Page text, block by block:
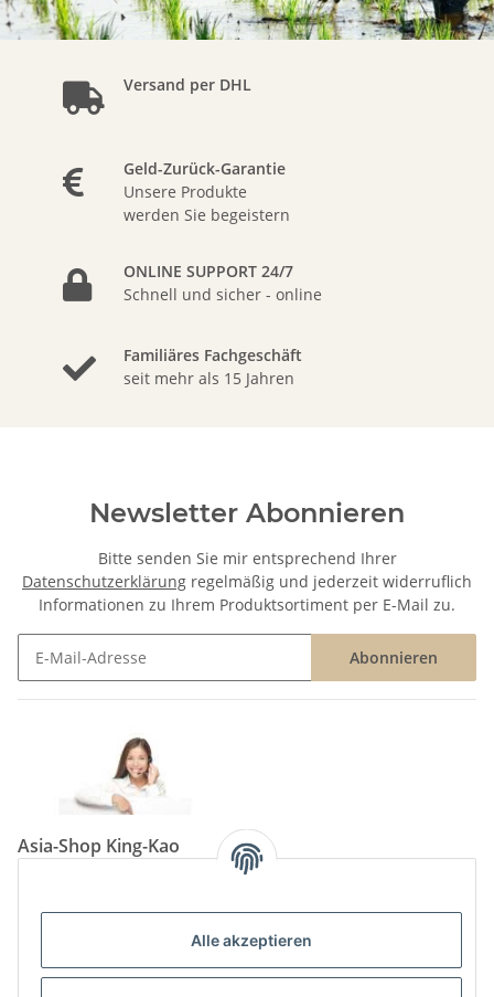
Alle akzeptieren
Versand per DHL
Geld-Zurück-Garantie
Unsere Produkte
werden Sie begeistern
ONLINE SUPPORT 24/7
Schnell und sicher - online
Familiäres Fachgeschäft
seit mehr als 15 Jahren
Newsletter Abonnieren
Bitte senden Sie mir entsprechend Ihrer
Datenschutzerklärung regelmäßig und jederzeit widerruflich
Informationen zu Ihrem Produktsortiment per E-Mail zu.
Abonnieren
Asia-Shop King-Kao
Tel: (06825) 499-104
info@king-kao.de
Öffnungszeiten (Mo-Sa.) 9:00 - 19:00